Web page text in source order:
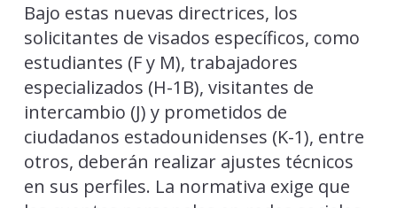
Bajo estas nuevas directrices, los
solicitantes de visados específicos, como
estudiantes (F y M), trabajadores
especializados (H-1B), visitantes de
intercambio (J) y prometidos de
ciudadanos estadounidenses (K-1), entre
otros, deberán realizar ajustes técnicos
en sus perfiles. La normativa exige que